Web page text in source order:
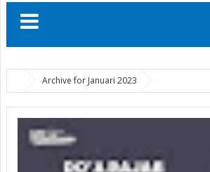
Archive for Januari 2023